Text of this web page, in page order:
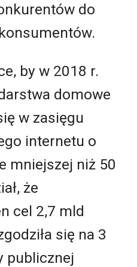
do
by w 2018 r.
domowe
w zasięgu
internetu o
mniejszej niż 50
że
cel 2,7 mld
się na 3
publicznej